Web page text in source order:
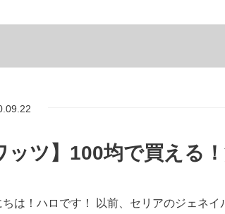
ッツ】100均で買える
ちは！ハロです！ 以前、セリアのジェネイ